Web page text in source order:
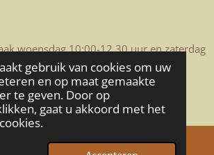
gebruik van cookies om uw
en op maat gemaakte
te geven. Door op
gaat u akkoord met het
woensdag 10:00-12.30 uur en zaterdag
Studio